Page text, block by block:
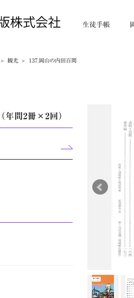
生徒手帳
観光 137.岡山の内田百間
（年間2冊×2回）